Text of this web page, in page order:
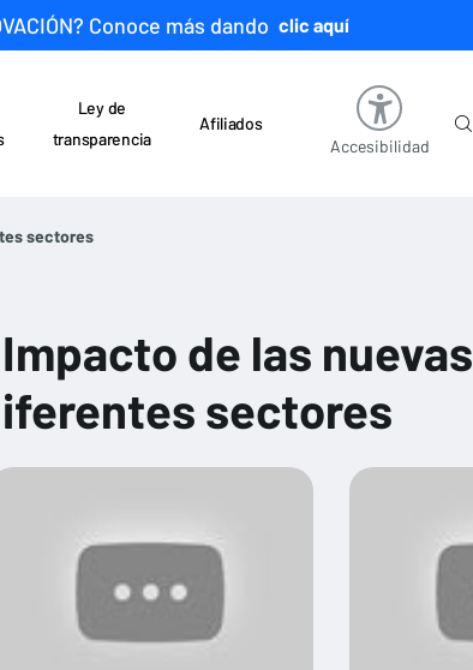
Conoce más dando clic aquí
Ley de
transparencia
Afiliados
Accesibilidad
sectores
de las nuevas
sectores